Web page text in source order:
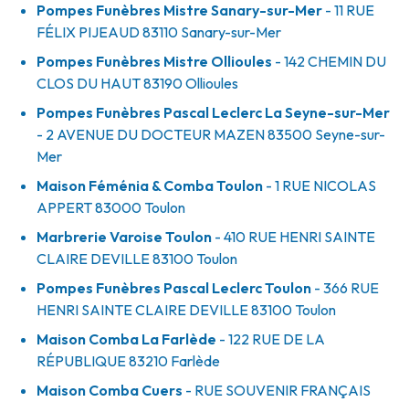
Pompes Funèbres Mistre Sanary-sur-Mer - 11 RUE
FÉLIX PIJEAUD83110 Sanary-sur-Mer
Pompes Funèbres Mistre Ollioules - 142 CHEMIN DU
CLOS DU HAUT83190Ollioules
Pompes Funèbres Pascal Leclerc La Seyne-sur-Mer
- 2 AVENUE DU DOCTEUR MAZEN83500 Seyne-sur-
Mer
Maison Féménia & Comba Toulon - 1 RUE NICOLAS
APPERT83000 Toulon
Marbrerie Varoise Toulon - 410 RUE HENRI SAINTE
CLAIRE DEVILLE83100 Toulon
Pompes Funèbres Pascal Leclerc Toulon - 366 RUE
HENRI SAINTE CLAIRE DEVILLE83100 Toulon
Maison Comba La Farlède - 122 RUE DE LA
RÉPUBLIQUE83210 Farlède
Maison Comba Cuers - RUE SOUVENIR FRANÇAIS